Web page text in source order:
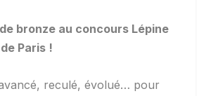
bronze au concours Lépine
Paris !
reculé, évolué… pour